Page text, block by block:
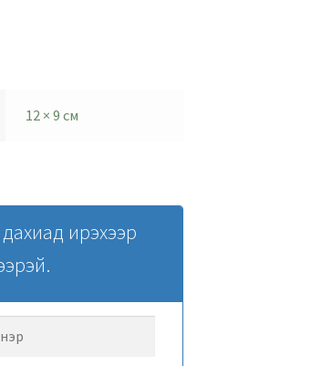
12 × 9 см
ирэхээр